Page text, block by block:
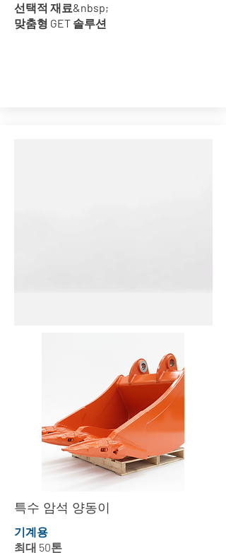
선택적 재료&nbsp;
맞춤형 GET 솔루션
특수 암석 양동이
기계용
최대 50톤